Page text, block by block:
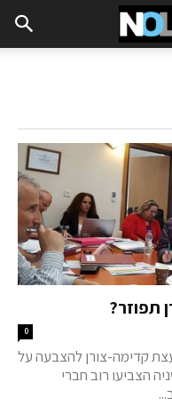
תפוזר?
0
קדימה-צורן להצבעה על
בפעם השניה הצביעו רוב חברי